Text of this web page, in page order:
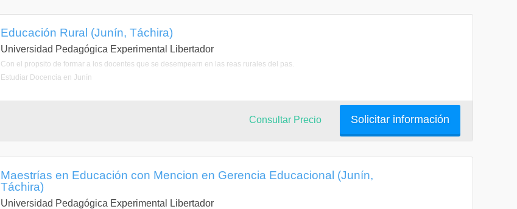
Educación Rural (Junín, Táchira)
Universidad Pedagógica Experimental Libertador
Con el propsito de formar a los docentes que se desempearn en las reas rurales del pas.
Estudiar Docencia en Junín
Solicitar información
Consultar Precio
Maestrías en Educación con Mencion en Gerencia Educacional (Junín,
Táchira)
Universidad Pedagógica Experimental Libertador